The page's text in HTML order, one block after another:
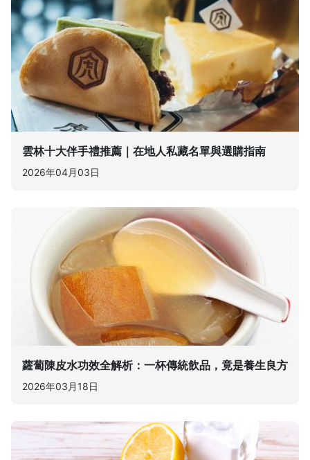
雲林十大伴手禮推薦｜在地人私藏名單與選購指南
2026年04月03日
蘿蔔陳皮水功效全解析：一杯傳統飲品，竟是養生良方
2026年03月18日